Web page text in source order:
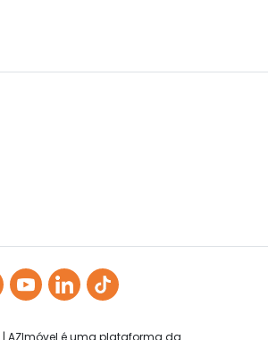
| AZImóvel é uma plataforma da